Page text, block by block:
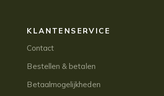
KLANTENSERVICE
Contact
Bestellen & betalen
Betaalmogelijkheden